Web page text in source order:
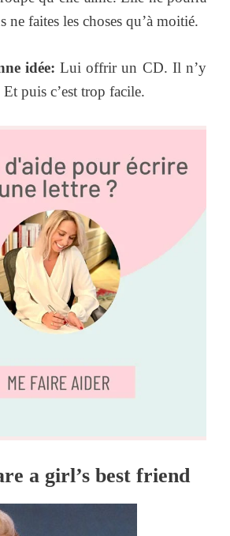
ne faites les choses qu’à moitié.
idée: Lui offrir un CD. Il n’y
puis c’est trop facile.
a girl’s best friend